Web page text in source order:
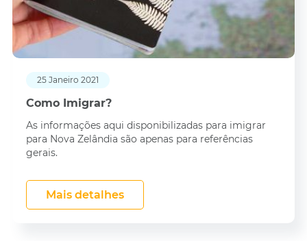
25 Janeiro 2021
Como Imigrar?
As informações aqui disponibilizadas para imigrar
para Nova Zelândia são apenas para referências
gerais.
Mais detalhes